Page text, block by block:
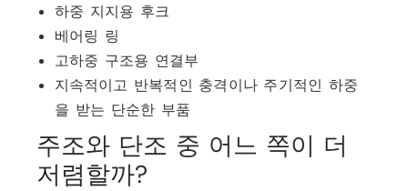
하중 지지용 후크
베어링 링
고하중 구조용 연결부
지속적이고 반복적인 충격이나 주기적인 하중
을 받는 단순한 부품
주조와 단조 중 어느 쪽이 더
저렴할까?